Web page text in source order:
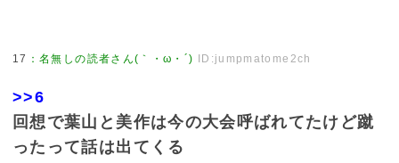
17 ：名無しの読者さん(｀・ω・´) ID:jumpmatome2ch
>>6
回想で葉山と美作は今の大会呼ばれてたけど蹴
ったって話は出てくる